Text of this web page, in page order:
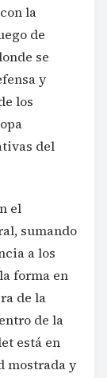
la
de
se
y
los
del
el
sumando
a los
forma en
de la
de la
está en
mostrada y